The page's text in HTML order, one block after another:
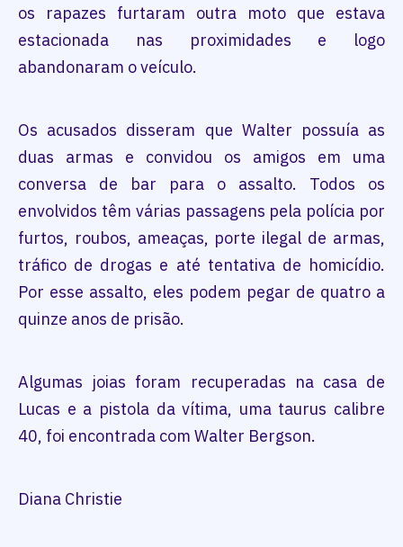
os rapazes furtaram outra moto que estava
estacionada nas proximidades e logo
abandonaram o veículo.
Os acusados disseram que Walter possuía as
duas armas e convidou os amigos em uma
conversa de bar para o assalto. Todos os
envolvidos têm várias passagens pela polícia por
furtos, roubos, ameaças, porte ilegal de armas,
tráfico de drogas e até tentativa de homicídio.
Por esse assalto, eles podem pegar de quatro a
quinze anos de prisão.
Algumas joias foram recuperadas na casa de
Lucas e a pistola da vítima, uma taurus calibre
40, foi encontrada com Walter Bergson.
Diana Christie